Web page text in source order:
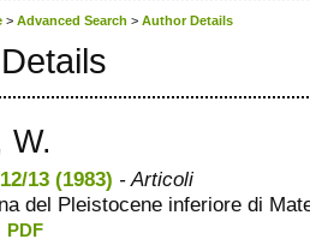
> Advanced Search > Author Details
W.
13 (1983) - Articoli
del Pleistocene inferiore di
PDF